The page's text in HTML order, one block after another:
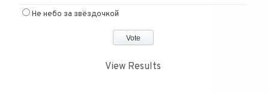
Не небо за звёздочкой
View Results